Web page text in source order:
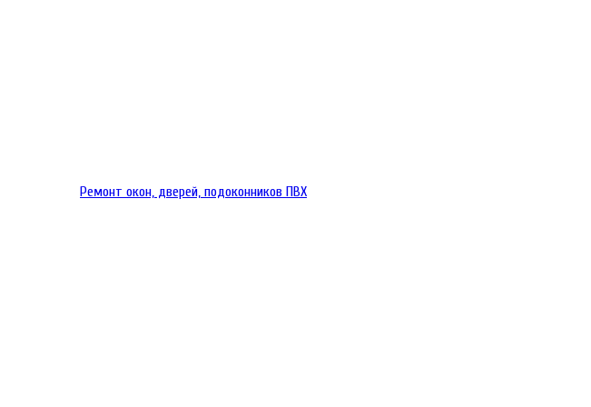
Ремонт окон, дверей, подоконников ПВХ